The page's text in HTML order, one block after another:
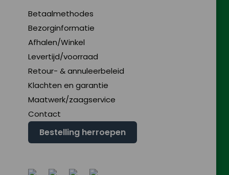
Betaalmethodes
Bezorginformatie
Afhalen/Winkel
Levertijd/voorraad
Retour- & annuleerbeleid
Klachten en garantie
Maatwerk/zaagservice
Contact
Bestelling herroepen